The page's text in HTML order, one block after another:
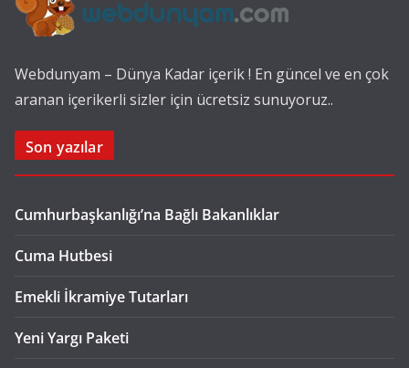
Webdunyam – Dünya Kadar içerik ! En güncel ve en çok
aranan içerikerli sizler için ücretsiz sunuyoruz..
Son yazılar
Cumhurbaşkanlığı’na Bağlı Bakanlıklar
Cuma Hutbesi
Emekli İkramiye Tutarları
Yeni Yargı Paketi